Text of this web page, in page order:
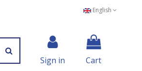
English
Sign in Cart